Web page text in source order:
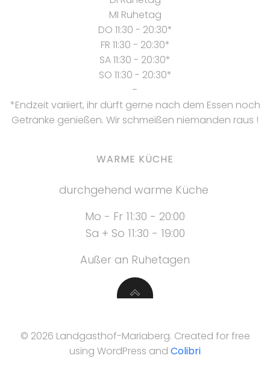
MI Ruhetag
DO 11:30 - 20:30*
FR 11:30 - 20:30*
SA 11:30 - 20:30*
SO 11:30 - 20:30*
-
*Endzeit variiert, ihr dürft gerne nach dem Essen noch
Getränke genießen. Wir schmeißen niemanden raus !
WARME KÜCHE
durchgehend warme Küche
Mo - Fr 11:30 - 20:00
Sa + So 11:30 - 19:00
Außer an Ruhetagen
© 2026 Landgasthof-Mariaberg. Created for free
using WordPress and Colibri